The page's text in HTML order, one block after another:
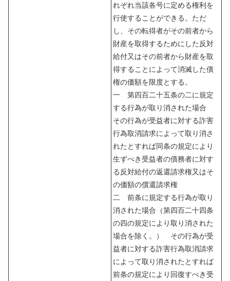
れぞれ当該各号に定める権利を
行使することができる。ただ
し、その転得者がその前者から
財産を取得するためにした反対
給付又はその前者から財産を取
得することによって消滅した債
権の価額を限度とする。
一 第四百二十五条の二に規定
する行為が取り消された場合
その行為が受益者に対する詐害
行為取消請求によって取り消さ
れたとすれば同条の規定により
生ずべき受益者の債務者に対す
る反対給付の返還請求権又はそ
の価額の償還請求権
二 前条に規定する行為が取り
消された場合（第四百二十四条
の四の規定により取り消された
場合を除く。） その行為が受
益者に対する詐害行為取消請求
によって取り消されたとすれば
前条の規定により回復すべき受